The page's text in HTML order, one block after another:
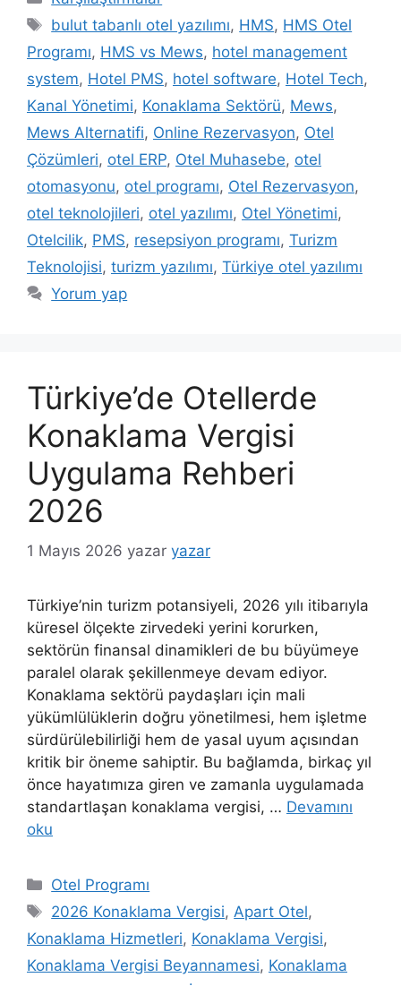
Etiketler
bulut tabanlı otel yazılımı, HMS, HMS Otel
Programı, HMS vs Mews, hotel management
system, Hotel PMS, hotel software, Hotel Tech,
Kanal Yönetimi, Konaklama Sektörü, Mews,
Mews Alternatifi, Online Rezervasyon, Otel
Çözümleri, otel ERP, Otel Muhasebe, otel
otomasyonu, otel programı, Otel Rezervasyon,
otel teknolojileri, otel yazılımı, Otel Yönetimi,
Otelcilik, PMS, resepsiyon programı, Turizm
Teknolojisi, turizm yazılımı, Türkiye otel yazılımı
Yorum yap
Türkiye’de Otellerde
Konaklama Vergisi
Uygulama Rehberi
2026
1 Mayıs 2026 yazar yazar
Türkiye’nin turizm potansiyeli, 2026 yılı itibarıyla
küresel ölçekte zirvedeki yerini korurken,
sektörün finansal dinamikleri de bu büyümeye
paralel olarak şekillenmeye devam ediyor.
Konaklama sektörü paydaşları için mali
yükümlülüklerin doğru yönetilmesi, hem işletme
sürdürülebilirliği hem de yasal uyum açısından
kritik bir öneme sahiptir. Bu bağlamda, birkaç yıl
önce hayatımıza giren ve zamanla uygulamada
standartlaşan konaklama vergisi, … Devamını
oku
Kategoriler
Otel Programı
Etiketler
2026 Konaklama Vergisi, Apart Otel,
Konaklama Hizmetleri, Konaklama Vergisi,
Konaklama Vergisi Beyannamesi, Konaklama